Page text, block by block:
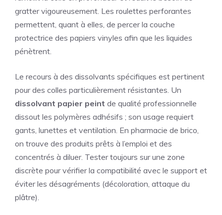
gratter vigoureusement. Les roulettes perforantes
permettent, quant à elles, de percer la couche
protectrice des papiers vinyles afin que les liquides
pénètrent.
Le recours à des dissolvants spécifiques est pertinent
pour des colles particulièrement résistantes. Un
dissolvant papier peint de qualité professionnelle
dissout les polymères adhésifs ; son usage requiert
gants, lunettes et ventilation. En pharmacie de brico,
on trouve des produits prêts à l’emploi et des
concentrés à diluer. Tester toujours sur une zone
discrète pour vérifier la compatibilité avec le support et
éviter les désagréments (décoloration, attaque du
plâtre).